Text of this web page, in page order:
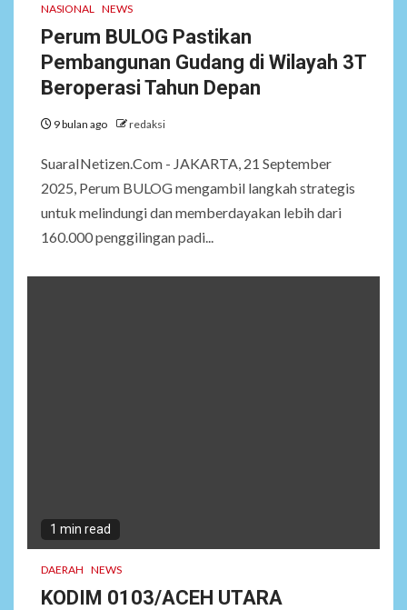
NASIONAL NEWS
Perum BULOG Pastikan
Pembangunan Gudang di Wilayah 3T
Beroperasi Tahun Depan
9 bulan ago redaksi
SuaraINetizen.Com - JAKARTA, 21 September
2025, Perum BULOG mengambil langkah strategis
untuk melindungi dan memberdayakan lebih dari
160.000 penggilingan padi...
1 min read
DAERAH NEWS
KODIM 0103/ACEH UTARA